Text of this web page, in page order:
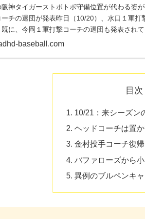
神タイガーストボトボ守備位置が代わる姿
チの退団が発表昨日（10/20）、水口１軍打
既に、今岡１軍打撃コーチの退団も発表され
共に退...baseball.com
目次
10/21：来シーズン
ヘッドコーチは置
金村投手コーチ復帰
バファローズから
異例のブルペンキ